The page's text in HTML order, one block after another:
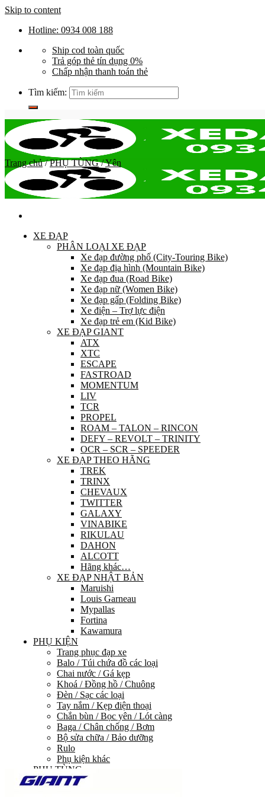
Skip to content
Hotline: 0934 008 188
Ship cod toàn quốc
Trả góp thẻ tín dụng 0%
Chấp nhận thanh toán thẻ
Tìm kiếm:
XE ĐẠP
PHÂN LOẠI XE ĐẠP
Xe đạp đường phố (City-Touring Bike)
Xe đạp địa hình (Mountain Bike)
Xe đạp đua (Road Bike)
Xe đạp nữ (Women Bike)
Xe đạp gấp (Folding Bike)
Xe điện – Trợ lực điện
Xe đạp trẻ em (Kid Bike)
XE ĐẠP GIANT
ATX
XTC
ESCAPE
FASTROAD
MOMENTUM
LIV
TCR
PROPEL
ROAM – TALON – RINCON
DEFY – REVOLT – TRINITY
OCR – SCR – SPEEDER
XE ĐẠP THEO HÃNG
TREK
TRINX
CHEVAUX
TWITTER
GALAXY
VINABIKE
RIKULAU
DAHON
ALCOTT
Hãng khác…
XE ĐẠP NHẬT BẢN
Maruishi
Louis Garneau
Mypallas
Fortina
Kawamura
PHỤ KIỆN
Trang phục đạp xe
Balo / Túi chứa đồ các loại
Chai nước / Gá kẹp
Khoá / Đồng hồ / Chuông
Đèn / Sạc các loại
Tay nắm / Kẹp điện thoại
Chắn bùn / Bọc yên / Lót càng
Baga / Chân chống / Bơm
Bộ sửa chữa / Bảo dưỡng
Rulo
Phụ kiện khác
PHỤ TÙNG
HỆ THỐNG TRUYỀN LỰC
Trang chủ / PHỤ TÙNG /Yên